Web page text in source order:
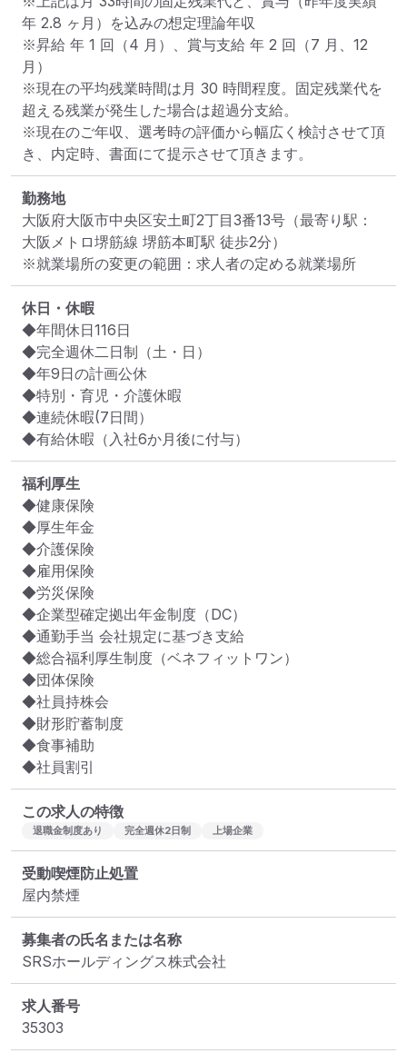
年 2.8 ヶ⽉）を込みの想定理論年収
※昇給 年 1 回（4 ⽉）、賞与⽀給 年 2 回（7 ⽉、12
⽉）
※現在の平均残業時間は⽉ 30 時間程度。固定残業代を
超える残業が発⽣した場合は超過分⽀給。
※現在のご年収、選考時の評価から幅広く検討させて頂
き、内定時、書⾯にて提⽰させて頂きます。
勤務地
大阪府大阪市中央区安土町2丁目3番13号 （最寄り駅：
⼤阪メトロ堺筋線 堺筋本町駅 徒歩2分）
※就業場所の変更の範囲：求人者の定める就業場所
休日・休暇
◆年間休⽇116⽇
◆完全週休⼆⽇制（⼟・⽇）
◆年9⽇の計画公休
◆特別・育児・介護休暇
◆連続休暇(7⽇間）
◆有給休暇（入社6か月後に付与）
福利厚生
◆健康保険
◆厚生年金
◆介護保険
◆雇用保険
◆労災保険
◆企業型確定拠出年⾦制度（DC）
◆通勤⼿当 会社規定に基づき⽀給
◆総合福利厚⽣制度（ベネフィットワン）
◆団体保険
◆社員持株会
◆財形貯蓄制度
◆⾷事補助
◆社員割引
この求人の特徴
退職金制度あり 完全週休2日制 上場企業
受動喫煙防止処置
屋内禁煙
募集者の氏名または名称
SRSホールディングス株式会社
求人番号
35303